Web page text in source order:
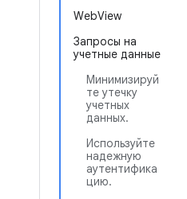
WebView
Запросы на
учетные данные
Минимизируй
те утечку
учетных
данных.
Используйте
надежную
аутентифика
цию.